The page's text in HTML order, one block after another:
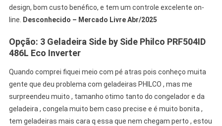
design, bom custo benéfico, e tem um controle excelente on-
line.
Desconhecido – Mercado Livre Abr/2025
Opção: 3 Geladeira Side by Side Philco PRF504ID
486L Eco Inverter
Quando comprei fiquei meio com pé atras pois conheço muita
gente que deu problema com geladeiras PHILCO , mas me
surpreendeu muito , tamanho otimo tanto do congelador e da
geladeira , congela muito bem caso precise e é muito bonita ,
tem geladeiras mais cara q essa que nem chegam perto , estou